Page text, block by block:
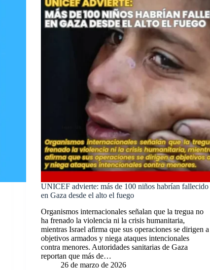
UNICEF advierte: más de 100 niños habrían fallecido
en Gaza desde el alto el fuego
Organismos internacionales señalan que la tregua no
ha frenado la violencia ni la crisis humanitaria,
mientras Israel afirma que sus operaciones se dirigen a
objetivos armados y niega ataques intencionales
contra menores. Autoridades sanitarias de Gaza
reportan que más de…
26 de marzo de 2026